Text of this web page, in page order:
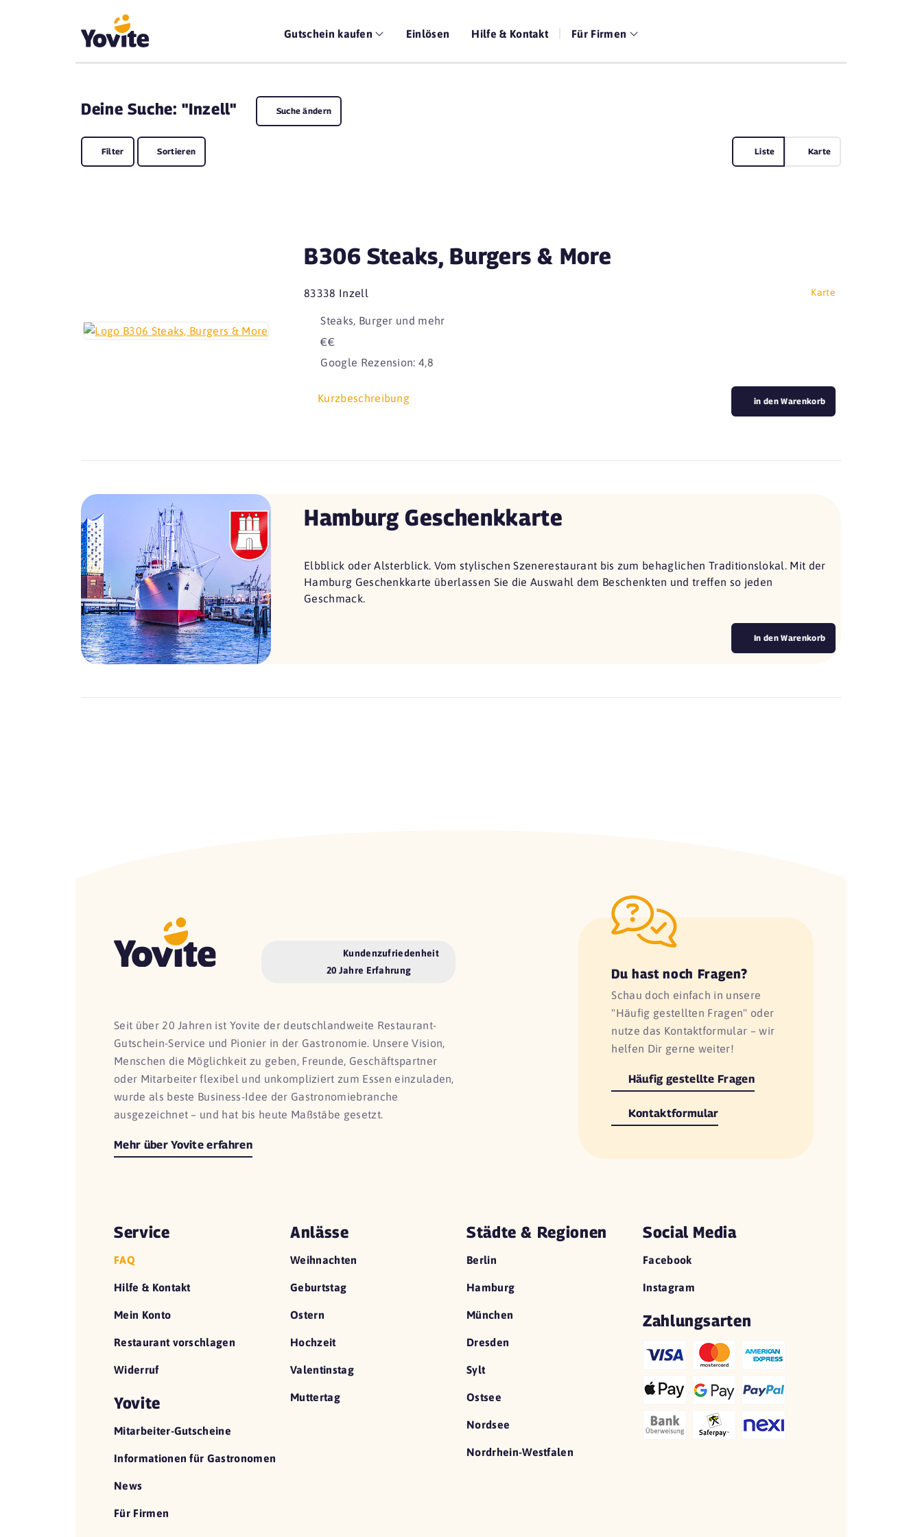
Gutschein kaufen Einlösen Hilfe & Kontakt Für Firmen
Deine Suche: "Inzell" Suche ändern
Filter Sortieren Liste Karte
B306 Steaks, Burgers & More
83338 Inzell Karte
Steaks, Burger und mehr
€€
Google Rezension: 4,8
Kurzbeschreibung in den Warenkorb
Hamburg Geschenkkarte
Elbblick oder Alsterblick. Vom stylischen Szenerestaurant bis zum behaglichen Traditionslokal. Mit der
Hamburg Geschenkkarte überlassen Sie die Auswahl dem Beschenkten und treffen so jeden
Geschmack.
In den Warenkorb
Kundenzufriedenheit
20 Jahre Erfahrung
Seit über 20 Jahren ist Yovite der deutschlandweite Restaurant-
Gutschein-Service und Pionier in der Gastronomie. Unsere Vision,
Menschen die Möglichkeit zu geben, Freunde, Geschäftspartner
oder Mitarbeiter flexibel und unkompliziert zum Essen einzuladen,
wurde als beste Business-Idee der Gastronomiebranche
ausgezeichnet – und hat bis heute Maßstäbe gesetzt.
Mehr über Yovite erfahren
Du hast noch Fragen?
Schau doch einfach in unsere
"Häufig gestellten Fragen" oder
nutze das Kontaktformular – wir
helfen Dir gerne weiter!
Häufig gestellte Fragen
Kontaktformular
Service
FAQ
Hilfe & Kontakt
Mein Konto
Restaurant vorschlagen
Widerruf
Yovite
Mitarbeiter-Gutscheine
Informationen für Gastronomen
News
Für Firmen
Anlässe
Weihnachten
Geburtstag
Ostern
Hochzeit
Valentinstag
Muttertag
Städte & Regionen
Berlin
Hamburg
München
Dresden
Sylt
Ostsee
Nordsee
Nordrhein-Westfalen
Social Media
Facebook
Instagram
Zahlungsarten